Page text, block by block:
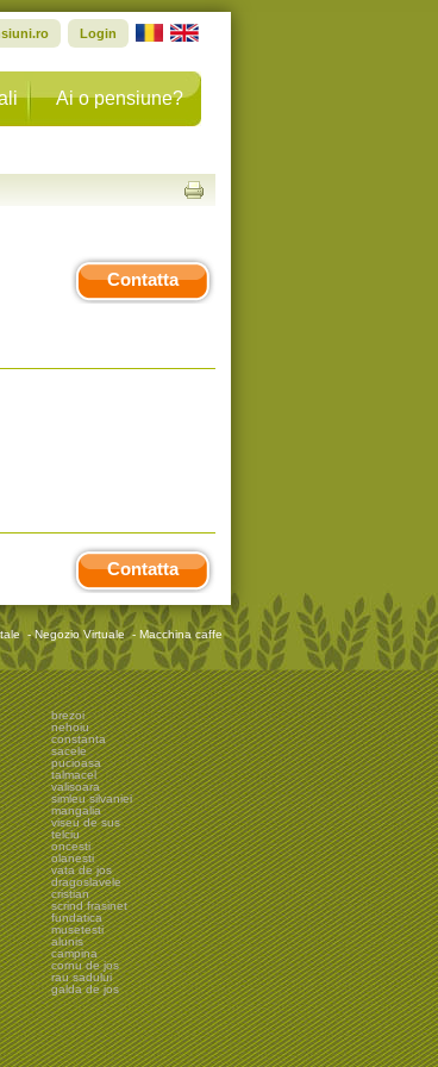
Ai o pensiune?
Login
Contatta
Contatta
-Negozio Virtuale - Macchina caffe
brezoi
nehoiu
constanta
sacele
pucioasa
talmacel
valisoara
simleu silvaniei
mangalia
viseu de sus
telciu
oncesti
olanesti
vata de jos
dragoslavele
cristian
scrind frasinet
fundatica
musetesti
alunis
campina
cornu de jos
rau sadului
galda de jos